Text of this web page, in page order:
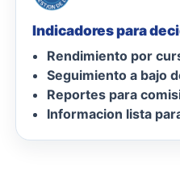
Indicadores para
Rendimiento por
Seguimiento a bajo
Reportes para
Informacion lista